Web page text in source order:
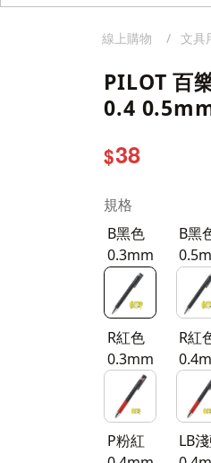
PILOT 百
0.4
$38
規格
B黑色
0.3mm
B黑
R紅色
0.3mm
R紅
P粉紅
LB
線上購物 文具